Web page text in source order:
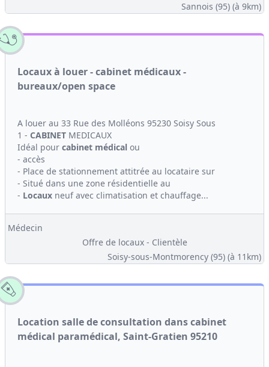
Sannois (95) (à 9km)
Locaux à louer - cabinet médicaux -
bureaux/open space
A louer au 33 Rue des Molléons 95230 Soisy Sous
1 - CABINET MEDICAUX
Idéal pour cabinet médical ou
- accès
- Place de stationnement attitrée au locataire sur
- Situé dans une zone résidentielle au
- Locaux neuf avec climatisation et chauffage...
Médecin
Offre de locaux - Clientèle
Soisy-sous-Montmorency (95) (à 11km)
Location salle de consultation dans cabinet
médical paramédical, Saint-Gratien 95210